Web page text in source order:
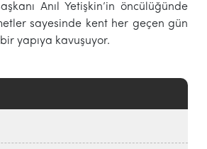
Anıl Yetişkin’in öncülüğünde
sayesinde kent her geçen gün
yapıya kavuşuyor.